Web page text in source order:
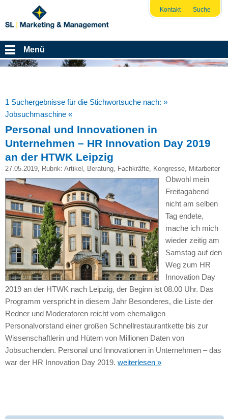
Kontakt Suche
Menü
1 Suchergebnisse für die Stichwortsuche nach: »
Jobsuchmaschine «
Personal und Innovationen in
Unternehmen – HR Innovation Day 2019
an der HTWK Leipzig
27.05.2019, Rubrik: Artikel , Beratung, Fachkräfte, Kongresse, Mitarbeiter
Obwohl mein
Freitagabend
nicht am selben
Tag endete,
mache ich mich
wieder zeitig am
Samstag auf den
Weg zum HR
Innovation Day
2019 an der HTWK nach Leipzig, der Beginn ist 08.00 Uhr. Das
Programm verspricht in diesem Jahr Besonderes, die Liste der
Redner und Moderatoren reicht vom ehemaligen
Personalvorstand einer großen Schnellrestaurantkette bis zur
Wissenschaftlerin und Hütern von Millionen Daten von
Jobsuchenden. Personal und Innovationen in Unternehmen – das
war der HR Innovation Day 2019. weiterlesen »